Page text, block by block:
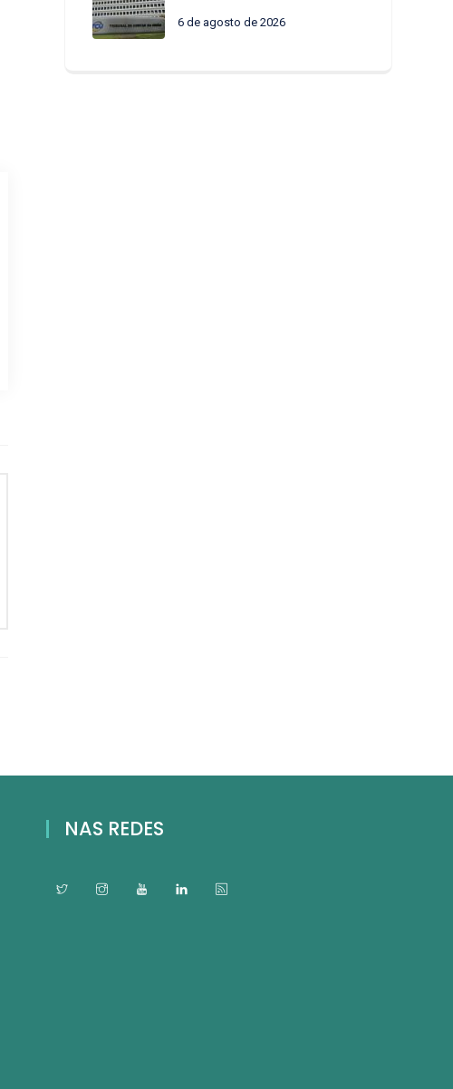
6 de agosto de 2026
NAS REDES